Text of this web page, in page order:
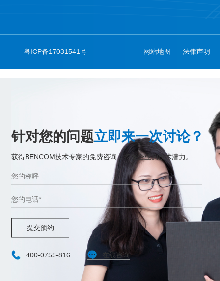
粤ICP备17031541号 网站地图 法律声明
针对您的问题立即来一次讨论？
获得BENCOM技术专家的免费咨询，挖掘企业的技术潜力。
提交预约
400-0755-816 在线咨询